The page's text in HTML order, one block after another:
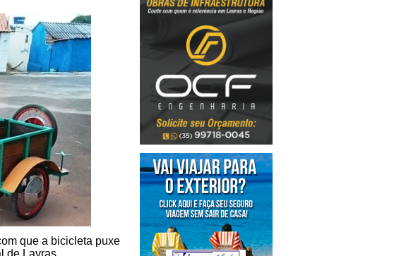
que a bicicleta puxe
de Lavras